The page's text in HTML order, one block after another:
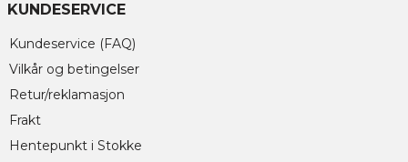
KUNDESERVICE
Kundeservice (FAQ)
Vilkår og betingelser
Retur/reklamasjon
Frakt
Hentepunkt i Stokke